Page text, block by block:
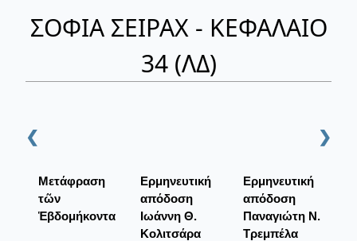
ΣΟΦΙΑ ΣΕΙΡΑΧ - ΚΕΦΑΛΑΙΟ
34 (ΛΔ)
❮ ❯
Μετάφραση
τῶν
Ἑβδομήκοντα
Ερμηνευτική
απόδοση
Ιωάννη Θ.
Κολιτσάρα
Ερμηνευτική
απόδοση
Παναγιώτη Ν.
Τρεμπέλα